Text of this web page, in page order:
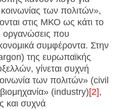
των πολιτών»,
στις ΜΚΟ ως κάτι το
οργανώσεις που
συμφέροντα. Στην
της ευρωπαϊκής
γίνεται συχνή
των πολιτών» (civil
(industry)[2],
και συχνά